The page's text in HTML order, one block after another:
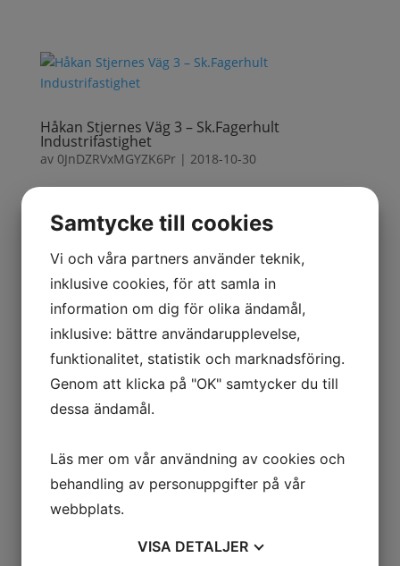
Håkan Stjernes Väg 3 – Sk.Fagerhult
Industrifastighet
av 0JnDZRVxMGYZK6Pr| 2018-10-30
Diligensvägen 112- Margretetorp
Industrifastighet med villa och skog
av0JnDZRVxMGYZK6Pr|2018-10-30
Hyllingevägen 126 – Hasslarp Industrifastighet
med Hästgård
Hyllingevägen 126 – Hasslarp Markområde för
jordbruk
Samtycke till cookies
Vi och våra partners använder teknik,
inklusive cookies, för att samla in
information om dig för olika ändamål,
inklusive: bättre användarupplevelse,
funktionalitet, statistik och marknadsföring.
Genom att klicka på "OK" samtycker du till
dessa ändamål.
Läs mer om vår användning av cookies och
behandling av personuppgifter på vår
webbplats.
VISA DETALJER